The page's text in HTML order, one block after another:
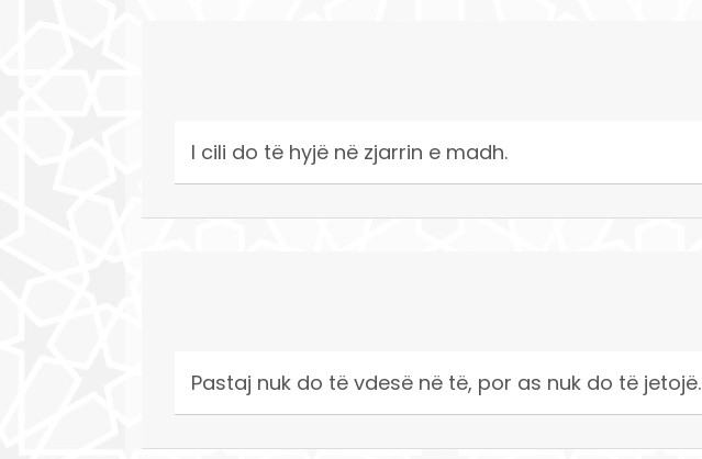
I cili do të hyjë në zjarrin e madh.
Pastaj nuk do të vdesë në të, por as nuk do të jetojë.